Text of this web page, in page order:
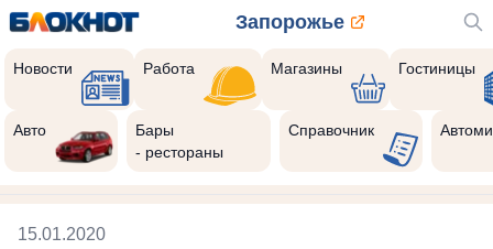
Запорожье
Новости Работа Магазины Гостиницы
Авто
Бары
- рестораны
Справочник
15.01.2020